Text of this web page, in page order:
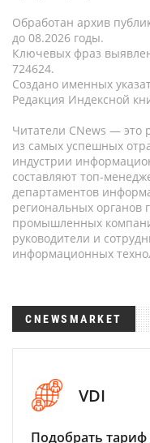
Обработан архив
до 08.2026 годы.
Ключевых фраз
724624.
Создано именных
Редакция Индексной
Читатели CNews — это
из самых успешных
индустрии
составляют топ-
департаментов
региональных органов
промышленных
руководители и
информационных
CNEWSMARKET
VDI
Подобрать